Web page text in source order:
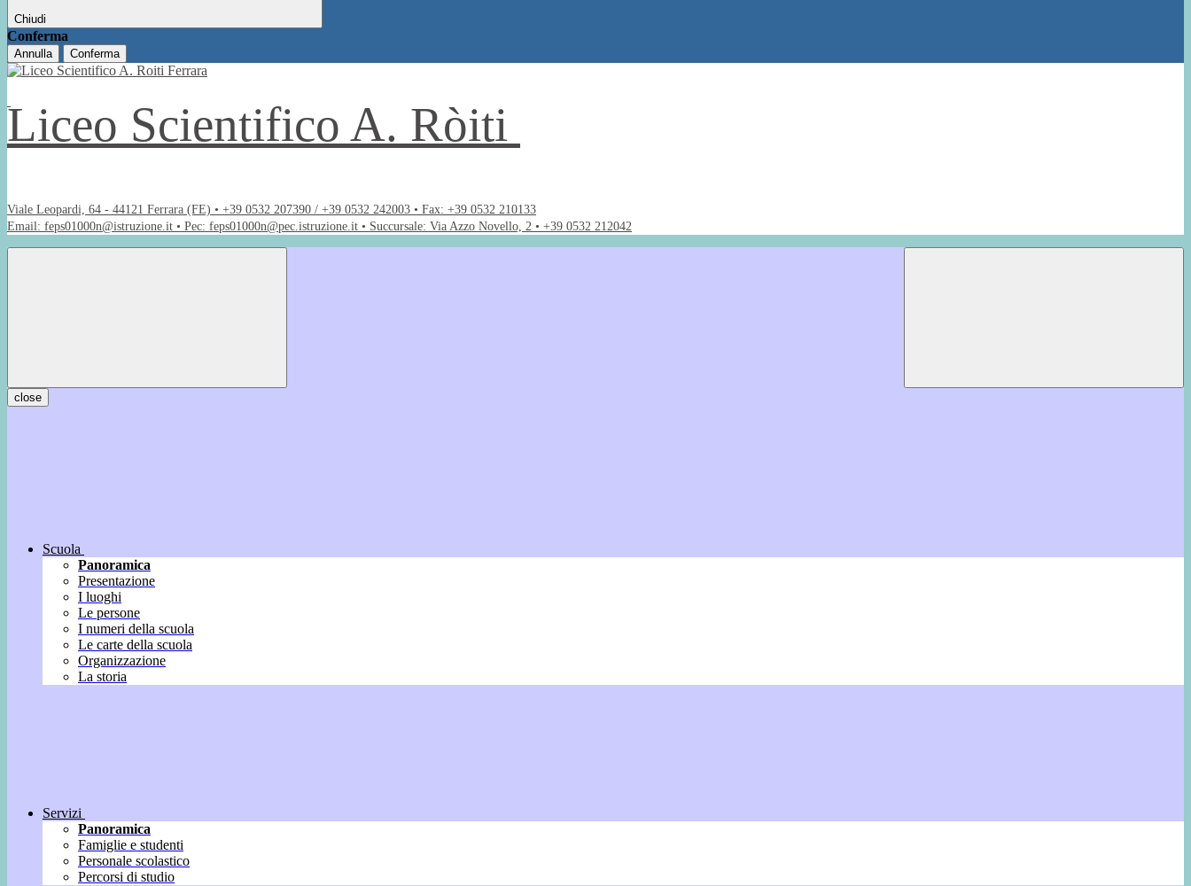
Chiudi
Conferma
Annulla Conferma
Liceo Scientifico A. Ròiti
Viale Leopardi, 64 - 44121 Ferrara (FE) • +39 0532 207390 / +39 0532 242003 • Fax: +39 0532 210133
Email: feps01000n@istruzione.it • Pec: feps01000n@pec.istruzione.it • Succursale: Via Azzo Novello, 2 • +39 0532 212042
close
Scuola
Panoramica
Presentazione
I luoghi
Le persone
I numeri della scuola
Le carte della scuola
Organizzazione
La storia
Servizi
Panoramica
Famiglie e studenti
Personale scolastico
Percorsi di studio